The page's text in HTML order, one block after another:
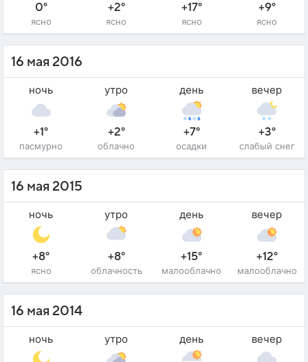
0°
ясно
+2°
ясно
+17°
ясно
+9°
ясно
16 мая 2016
ночь
+1°
пасмурно
утро
+2°
облачно
день
+7°
осадки
вечер
+3°
слабый снег
16 мая 2015
ночь
+8°
ясно
утро
+8°
облачность
день
+15°
малооблачно
вечер
+12°
малооблачно
16 мая 2014
ночь утро день вечер